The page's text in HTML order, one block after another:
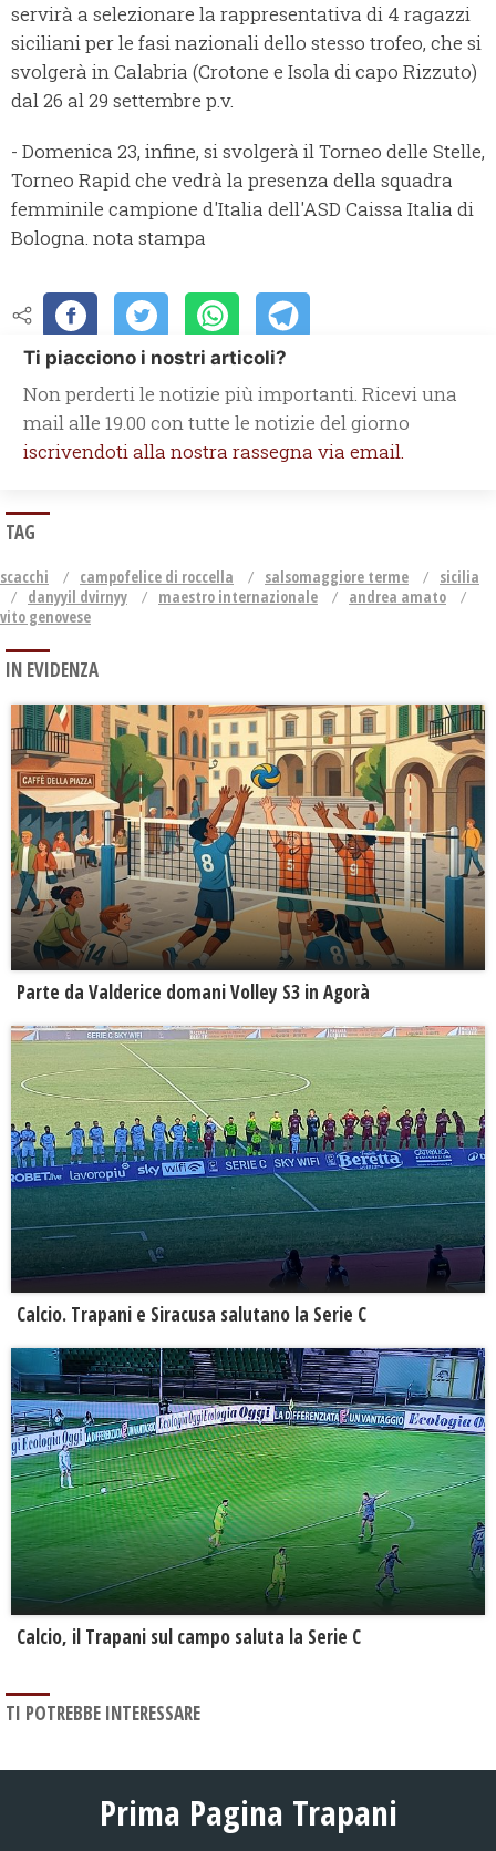
servirà a selezionare la rappresentativa di 4 ragazzi
siciliani per le fasi nazionali dello stesso trofeo, che si
svolgerà in Calabria (Crotone e Isola di capo Rizzuto)
dal 26 al 29 settembre p.v.
- Domenica 23, infine, si svolgerà il Torneo delle Stelle,
Torneo Rapid che vedrà la presenza della squadra
femminile campione d'Italia dell'ASD Caissa Italia di
Bologna. nota stampa
Ti piacciono i nostri articoli?
Non perderti le notizie più importanti. Ricevi una
mail alle 19.00 con tutte le notizie del giorno
iscrivendoti alla nostra rassegna via email.
TAG
scacchi campofelice di roccella salsomaggiore terme
sicilia
danyyil dvirnyy
maestro internazionale
andrea amato
vito genovese
IN EVIDENZA
Parte da Valderice domani Volley S3 in Agorà
Calcio. Trapani e Siracusa salutano la Serie C
Calcio, il Trapani sul campo saluta la Serie C
TI POTREBBE INTERESSARE
Prima Pagina Trapani